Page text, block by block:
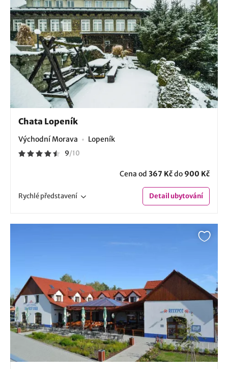
Chata Lopeník
Východní Morava Lopeník
9/10
Cena od 367 Kčdo 900 Kč
Rychlépředstavení Detailubytování